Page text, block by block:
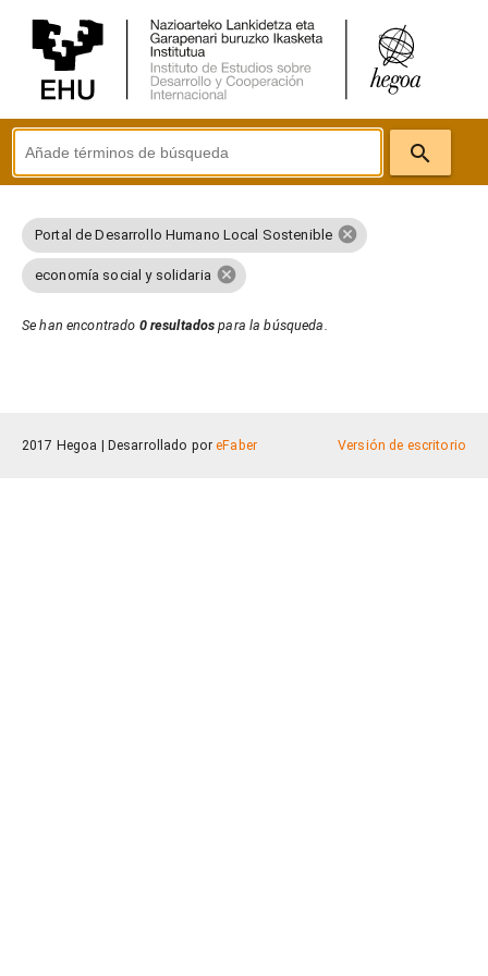
search
Portal de Desarrollo Humano Local Sostenible cancel
economía social y solidaria cancel
Se han encontrado 0 resultados para la búsqueda.
2017 Hegoa | Desarrollado poreFaber Versión de escritorio